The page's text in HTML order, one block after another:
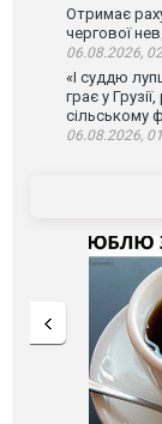
Отримає
чергової
06.08.2026,
«І суддю
грає у
сільському
06.08.2026,